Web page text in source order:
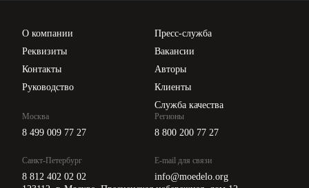
О компании
Реквизиты
Контакты
Руководство
Пресс-служба
Вакансии
Авторы
Клиенты
Служба качества
Москва
8 499 009 77 27
Санкт-Петербург
8 812 402 02 02
Регионы
8 800 200 77 27
E-mail для связи
info@moedelo.org